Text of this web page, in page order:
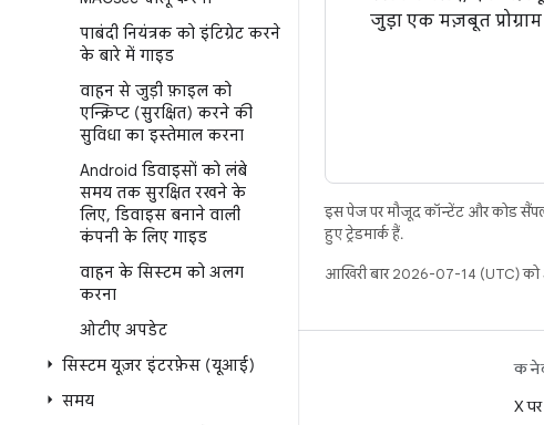
पाबंदी नियंत्रक को इंटिग्रेट करने
के बारे में गाइड
वाहन से जुड़ी फ़ाइल को
एन्क्रिप्ट (सुरक्षित) करने की
सुविधा का इस्तेमाल करना
Android डिवाइसों को लंबे
समय तक सुरक्षित रखने के
लिए, डिवाइस बनाने वाली
कंपनी के लिए गाइड
वाहन के सिस्टम को अलग
करना
ओटीए अपडेट
सिस्टम यूज़र इंटरफ़ेस (यूआई)
समय
जुड़ा एक मज़बूत
इस पेज पर मौजूद कॉन्टेंट और कोड
हुए ट्रेडमार्क हैं.
आखिरी बार 2026-07-14 (UTC) को
बिल्ड
Android डेटा संग्रह स्थान
X